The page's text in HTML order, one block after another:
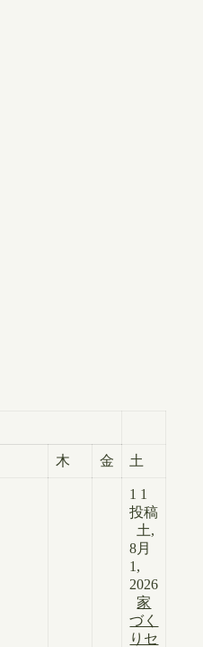
木 金 土
1 1
投稿
土,
8月
1,
2026
家
づく
りセ